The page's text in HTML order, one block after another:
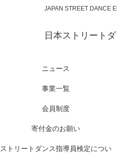
JAPAN STREET DANCE
日本ストリート
ニュース
事業一覧
会員制度
寄付金のお願い
ストリートダンス指導員検定につい